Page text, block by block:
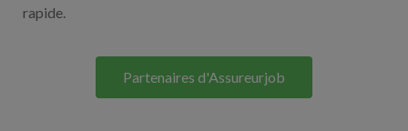
rapide.
Partenaires d'Assureurjob